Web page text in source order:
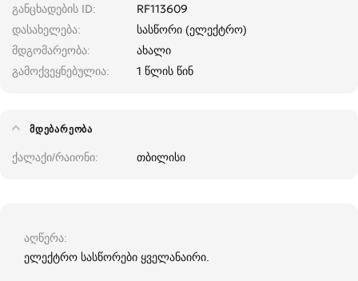
განცხადების ID
RF113609
დასახელება
სასწორი (ელექტრო)
მდგომარეობა
ახალი
გამოქვეყნებულია
1 წლის წინ
ᲛᲓᲔᲑᲐᲠᲔᲝᲑᲐ
ქალაქი/რაიონი თბილისი
აღწერა
ელექტრო სასწორები ყველანაირი.